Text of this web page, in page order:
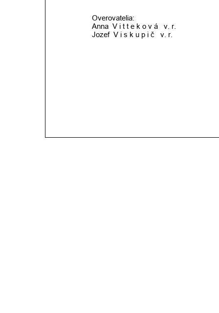
Overovatelia:
Anna  V i t t e k o v á   v. r.
Jozef  V i s k u p i č   v. r.